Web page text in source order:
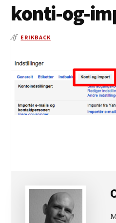
medier
konti-og-
Af ERIKBACK